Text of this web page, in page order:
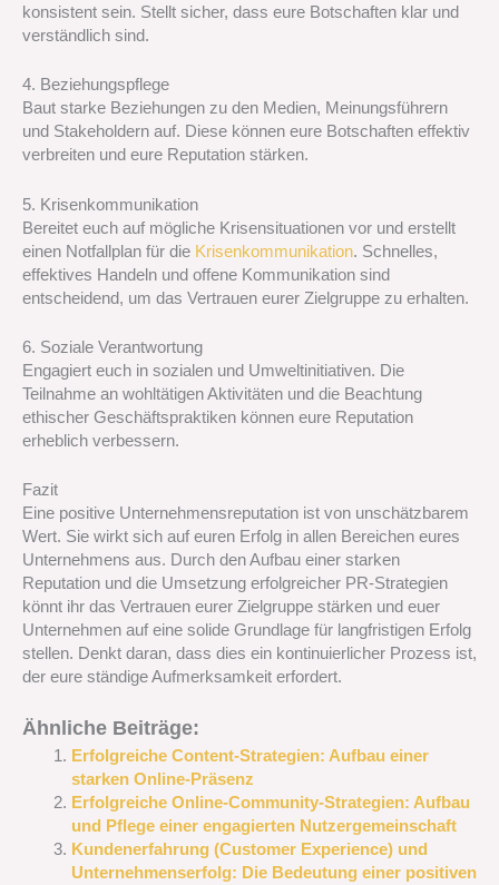
konsistent sein. Stellt sicher, dass eure Botschaften klar und
verständlich sind.
4. Beziehungspflege
Baut starke Beziehungen zu den Medien, Meinungsführern
und Stakeholdern auf. Diese können eure Botschaften effektiv
verbreiten und eure Reputation stärken.
5. Krisenkommunikation
Bereitet euch auf mögliche Krisensituationen vor und erstellt
einen Notfallplan für die Krisenkommunikation. Schnelles,
effektives Handeln und offene Kommunikation sind
entscheidend, um das Vertrauen eurer Zielgruppe zu erhalten.
6. Soziale Verantwortung
Engagiert euch in sozialen und Umweltinitiativen. Die
Teilnahme an wohltätigen Aktivitäten und die Beachtung
ethischer Geschäftspraktiken können eure Reputation
erheblich verbessern.
Fazit
Eine positive Unternehmensreputation ist von unschätzbarem
Wert. Sie wirkt sich auf euren Erfolg in allen Bereichen eures
Unternehmens aus. Durch den Aufbau einer starken
Reputation und die Umsetzung erfolgreicher PR-Strategien
könnt ihr das Vertrauen eurer Zielgruppe stärken und euer
Unternehmen auf eine solide Grundlage für langfristigen Erfolg
stellen. Denkt daran, dass dies ein kontinuierlicher Prozess ist,
der eure ständige Aufmerksamkeit erfordert.
Ähnliche Beiträge:
Erfolgreiche Content-Strategien: Aufbau einer
starken Online-Präsenz
Erfolgreiche Online-Community-Strategien: Aufbau
und Pflege einer engagierten Nutzergemeinschaft
Kundenerfahrung (Customer Experience) und
Unternehmenserfolg: Die Bedeutung einer positiven